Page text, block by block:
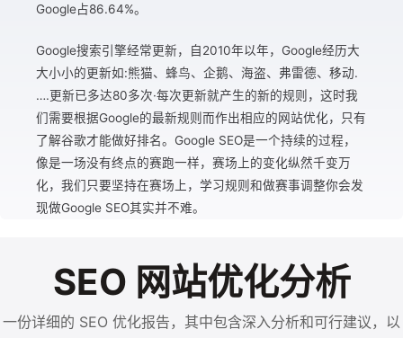
Google占86.64%。
Google搜索引擎经常更新，自2010年以年，Google经历大
大小小的更新如:熊猫、蜂鸟、企鹅、海盗、弗雷德、移动.
….更新已多达80多次·每次更新就产生的新的规则，这时我
们需要根据Google的最新规则而作出相应的网站优化，只有
了解谷歌才能做好排名。Google SEO是一个持续的过程，
像是一场没有终点的赛跑一样，赛场上的变化纵然千变万
化，我们只要坚持在赛场上，学习规则和做赛事调整你会发
现做Google SEO其实并不难。
SEO 网站优化分析
一份详细的 SEO 优化报告，其中包含深入分析和可行建议，以